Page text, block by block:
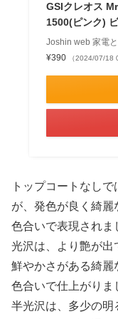
GSIクレオス
1500(ピンク)
Joshin web 家電
¥390
（2024/07/18
トップコートなし
が、発色が良く綺
色合いで表現されま
光沢は、より艶が出
鮮やかさがある綺麗
色合いで仕上がりま
半光沢は、多少の明